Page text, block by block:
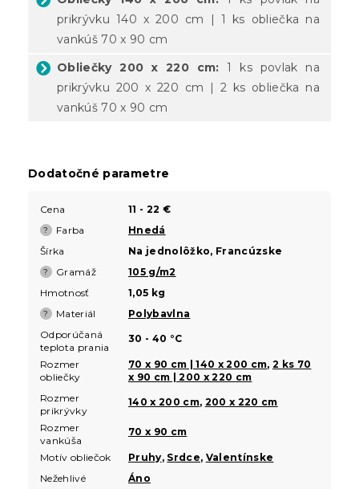
prikrývku 140 x 200 cm | 1 ks obliečka na
vankúš 70 x 90 cm
Obliečky 200 x 220 cm: 1 ks povlak na
prikrývku 200 x 220 cm | 2 ks obliečka na
vankúš 70 x 90 cm
Dodatočné parametre
Cena 11 - 22 €
? Farba
Hnedá
Šírka
Na jednolôžko, Francúzske
? Gramáž
105 g/m2
Hmotnosť
1,05 kg
? Materiál
Polybavlna
Odporúčaná
teplota prania
30 - 40 °C
Rozmer
obliečky
70 x 90 cm | 140 x 200 cm,2 ks 70
x 90 cm | 200 x 220 cm
Rozmer
prikrývky
140 x 200 cm, 200 x 220 cm
Rozmer
vankúša
70 x 90 cm
Motív obliečok Pruhy, Srdce, Valentínske
Nežehlivé
Áno